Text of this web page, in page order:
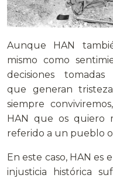
Aunque HAN
mismo como
decisiones
que generan
siempre
HAN que os quiero
referido a un pueblo
En este caso, HAN es
injusticia histórica